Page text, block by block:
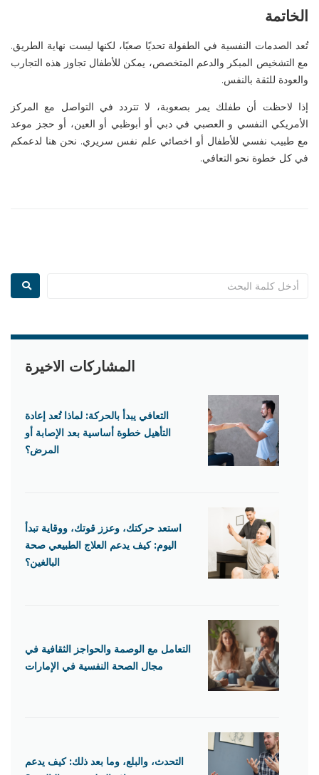
الخاتمة
تُعد الصدمات النفسية في الطفولة تحديًا صعبًا، لكنها ليست نهاية الطريق.
مع التشخيص المبكر والدعم المتخصص، يمكن للأطفال تجاوز هذه التجارب
والعودة للثقة بالنفس.
إذا لاحظت أن طفلك يمر بصعوبة، لا تتردد في التواصل مع المركز
الأمريكي النفسي و العصبي فيدبي أو أبوظبي أو العين، أو حجز موعد
مع طبيب نفسي للأطفال أو اخصائي علم نفس سريري. نحن هنا لدعمكم
في كل خطوة نحو التعافي.
المشاركات الاخيرة
التعافي يبدأ بالحركة: لماذا تُعد إعادة
التأهيل خطوة أساسية بعد الإصابة أو
المرض؟
استعد حركتك، وعزز قوتك، ووقاية تبدأ
اليوم: كيف يدعم العلاج الطبيعي صحة
البالغين؟
التعامل مع الوصمة والحواجز الثقافية في
مجال الصحة النفسية في الإمارات
التحدث، والبلع، وما بعد ذلك: كيف يدعم